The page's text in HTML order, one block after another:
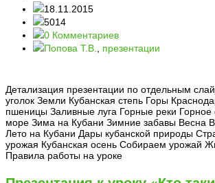
18.11.2015
5014
0 Комментариев
Попова Т.В.
презентации
Детализация презентации по отдельным
уголок Земли Кубанская степь Горы
пшеницы Заливные луга Горные реки Горное
море Зима на Кубани Зимние забавы Весна
Лето на Кубани Дары кубанской природы
урожая Кубанская осень Собираем урожай
Правила работы на уроке